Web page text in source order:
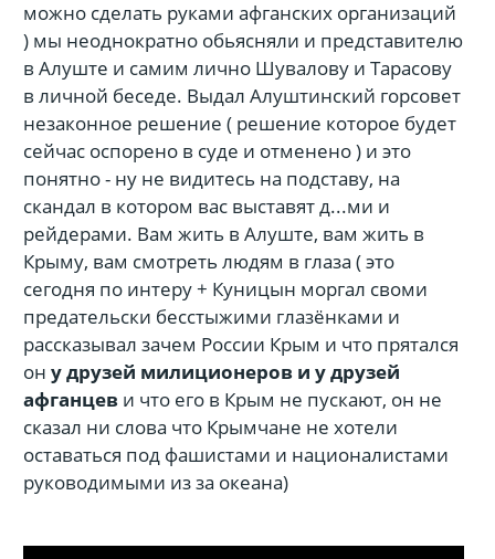
можно сделать руками афганских организаций
) мы неоднократно обьясняли и представителю
в Алуште и самим лично Шувалову и Тарасову
в личной беседе. Выдал Алуштинский горсовет
незаконное решение ( решение которое будет
сейчас оспорено в суде и отменено ) и это
понятно - ну не видитесь на подставу, на
скандал в котором вас выставят д...ми и
рейдерами. Вам жить в Алуште, вам жить в
Крыму, вам смотреть людям в глаза ( это
сегодня по интеру + Куницын моргал своми
предательски бесстыжими глазёнками и
рассказывал зачем России Крым и что прятался
он у друзей милиционеров и у друзей
афганцев и что его в Крым не пускают, он не
сказал ни слова что Крымчане не хотели
оставаться под фашистами и националистами
руководимыми из за океана)